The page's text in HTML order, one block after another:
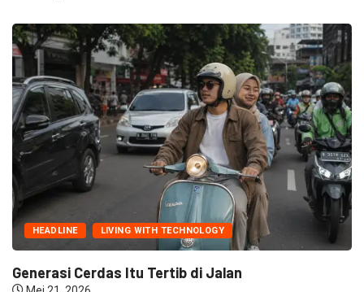
INDONESIA WOW!
Dari Bima ke Karbala: Inspirasi Muhammad
Maret 11, 2026